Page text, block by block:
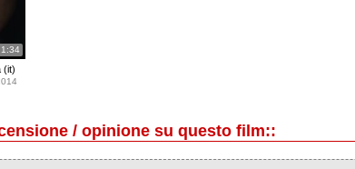
1:34
(it)
/ opinione su questo film::